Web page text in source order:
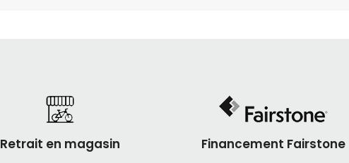
Retrait en magasin Financement Fairstone